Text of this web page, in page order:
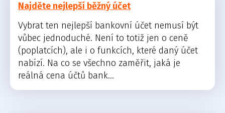
Najděte nejlepší běžný účet
Vybrat ten nejlepší bankovní účet nemusí být
vůbec jednoduché. Není to totiž jen o ceně
(poplatcích), ale i o funkcích, které daný účet
nabízí. Na co se všechno zaměřit, jaká je
reálná cena účtů bank...